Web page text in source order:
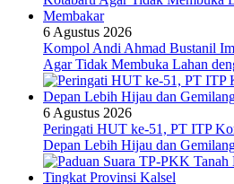
6 Agustus 2026
Kompol Andi Ahmad Bustanil
Agar Tidak Membuka Lahan
6 Agustus 2026
Peringati HUT ke-51, PT ITP
Depan Lebih Hijau dan